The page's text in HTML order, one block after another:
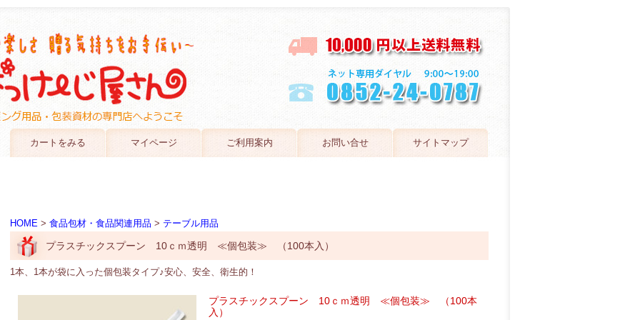
カートをみる マイページ ご利用案内 お問い合せ サイトマップ
HOME > 食品包材・食品関連用品 > テーブル用品
プラスチックスプーン 10ｃｍ透明 ≪個包装≫ （100本入）
1本、1本が袋に入った個包装タイプ♪安心、安全、衛生的！
プラスチックスプーン 10ｃｍ透明 ≪個包装≫ （100本
入）